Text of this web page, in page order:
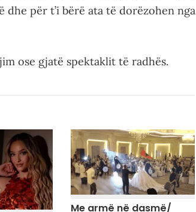
për t’i bërë ata të dorëzohen nga
ose gjatë spektaklit të radhës.
Me armë në dasmë/